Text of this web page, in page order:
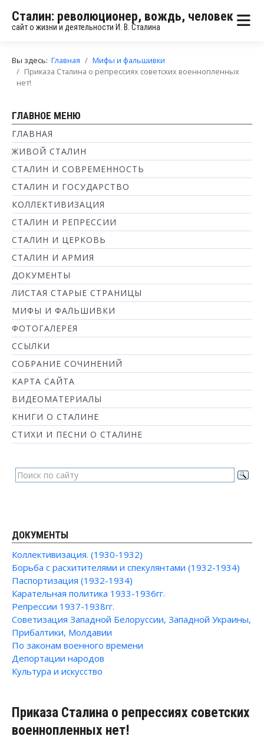
Сталин: революционер, вождь, человек
сайт о жизни и деятельности И. В. Сталина
Вы здесь: Главная
Мифы и фальшивки
Приказа Сталина о репрессиях советских военнопленных
нет!
ГЛАВНОЕ МЕНЮ
ГЛАВНАЯ
ЖИВОЙ СТАЛИН
СТАЛИН И СОВРЕМЕННОСТЬ
СТАЛИН И ГОСУДАРСТВО
КОЛЛЕКТИВИЗАЦИЯ
СТАЛИН И РЕПРЕССИИ
СТАЛИН И ЦЕРКОВЬ
СТАЛИН И АРМИЯ
ДОКУМЕНТЫ
ЛИСТАЯ СТАРЫЕ СТРАНИЦЫ
МИФЫ И ФАЛЬШИВКИ
ФОТОГАЛЕРЕЯ
ССЫЛКИ
СОБРАНИЕ СОЧИНЕНИЙ
КАРТА САЙТА
ВИДЕОМАТЕРИАЛЫ
КНИГИ О СТАЛИНЕ
СТИХИ И ПЕСНИ О СТАЛИНЕ
ДОКУМЕНТЫ
Коллективизация. (1930-1932)
Борьба с расхитителями и спекулянтами (1932-1934)
Паспортизация (1932-1934)
Карательная политика 1933-1936гг.
Репрессии 1937-1938гг.
Советизация Западной Белоруссии, Западной Украины,
Прибалтики, Молдавии
По законам военного времени
Депортации народов
Культура и искусство
Приказа Сталина о репрессиях советских
военнопленных нет!